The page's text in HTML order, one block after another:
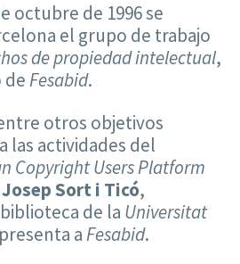
octubre de 1996 se
el grupo de trabajo
de propiedad intelectual,
deFesabid.
otros objetivos
las actividades del
Copyright Users Platform
Josep Sort i Ticó,
de la Universitat
aFesabid.